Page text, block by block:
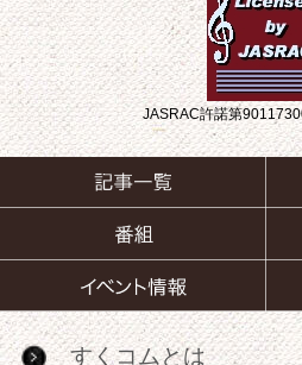
JASRAC許諾第
すくコムとは